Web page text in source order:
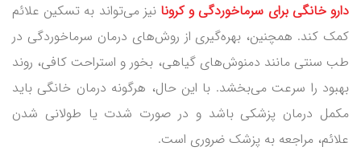
دارو خانگی برای سرماخوردگی و کرونانیز می‌تواند به تسکین علائم
کمک کند. همچنین، بهره‌گیری از روش‌های درمان سرماخوردگی در
طب سنتی مانند دمنوش‌های گیاهی، بخور و استراحت کافی، روند
بهبود را سرعت می‌بخشد. با این حال، هرگونه درمان خانگی باید
مکمل درمان پزشکی باشد و در صورت شدت یا طولانی شدن
علائم، مراجعه به پزشک ضروری است.